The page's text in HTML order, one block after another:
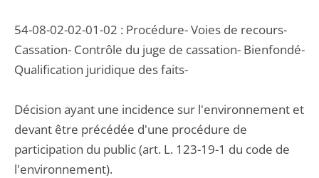
54-08-02-02-01-02 : Procédure- Voies de recours-
Cassation- Contrôle du juge de cassation- Bienfondé-
Qualification juridique des faits-
Décision ayant une incidence sur l'environnement et
devant être précédée d'une procédure de
participation du public (art. L. 123-19-1 du code de
l'environnement).